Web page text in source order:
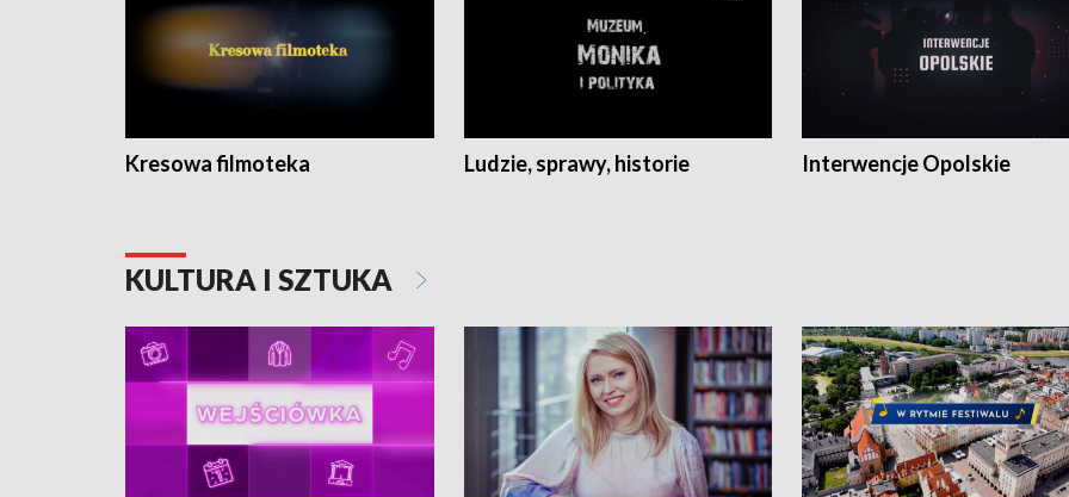
Kresowa filmoteka Ludzie, sprawy, historie Interwencje Opolskie
KULTURA I SZTUKA